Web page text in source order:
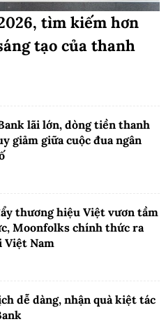
tìm kiếm hơn
tạo của thanh
lãi lớn, dòng tiền thanh
giảm giữa cuộc đua ngân
thương hiệu Việt vươn tầm
Moonfolks chính thức ra
Việt Nam
dễ dàng, nhận quà kiệt tác